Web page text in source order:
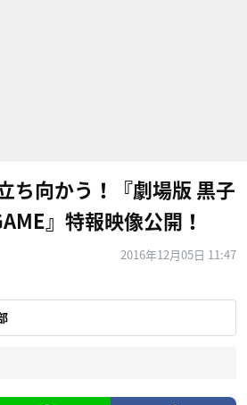
ち向かう！『劇場版 黒子
』特報映像公開！
2016年12月05日 11:47